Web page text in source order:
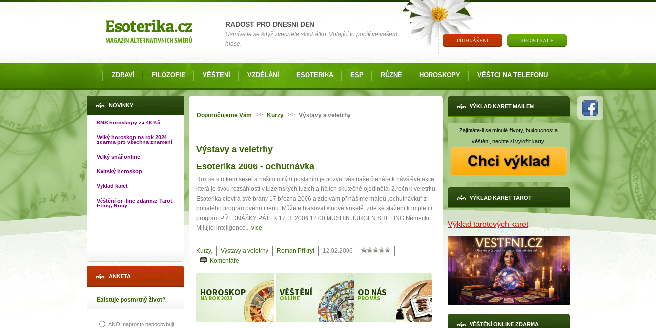
RADOST PRO DNEŠNÍ DEN
Usmívejte se když zvednete sluchátko. Volající to pocítí ve vašem
hlase.
PŘIHLÁŠENÍ REGISTRACE
ZDRAVÍ FILOZOFIE VĚŠTENÍ VZDĚLÁNÍ ESOTERIKA ESP RŮZNÉ HOROSKOPY VĚŠTCI NA TELEFONU
NOVINKY
SMS horoskopy za 46 Kč
Velký horoskop na rok 2024
zdarma pro všechna znamení
Velký snář online
Keltský horoskop
Výklad karet
Věštění on-line zdarma: Tarot,
I-ťing, Runy
ANKETA
Existuje posmrtný život?
ANO, naprosto nepochybuji
Doporučujeme Vám >> Kurzy >> Výstavy a veletrhy
Výstavy a veletrhy
Esoterika 2006 - ochutnávka
Rok se s rokem sešel a naším milým posláním je pozvat vás naše čtenáře k návštěvě akce
která je svou rozsáhlostí v tuzemských luzích a hájích skutečně ojedinělá. 2.ročník veletrhu
Esoterika otevírá své brány 17.března 2006 a zde vám přinášíme malou „ochutnávku“ z
bohatého programového menu. Můžete hlasovat v nové anketě. Zde ke stažení kompletní
program PŘEDNÁŠKY PÁTEK 17. 3. 2006 12.00 MUSHIN JÜRGEN SHILLING Německo.
Milující inteligence... více
Kurzy, Výstavy a veletrhy Roman Přikryl
12.02.2006
Komentáře
HOROSKOP
NA ROK 2023
VĚŠTĚNÍ
ONLINE
OD NÁS
PRO VÁS
VÝKLAD KARET MAILEM
Zajímáte-li se minulé životy, budoucnost a
věštění, nechte si vyložit karty.
VÝKLAD KARET TAROT
Výklad tarotových karet
VĚŠTĚNÍ ONLINE ZDARMA